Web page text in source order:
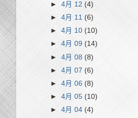
►4月 12(4)
►4月 11(6)
►4月 10 (10)
►4月 09(14)
►4月 08 (8)
►4月 07 (6)
►4月 06 (8)
►4月 05(10)
►4月 04 (4)